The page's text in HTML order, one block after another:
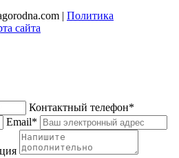
| Политика
сайта
Контактный телефон*
Email*